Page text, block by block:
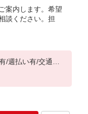
案内します。希望
談ください。担
週払い有/交通費